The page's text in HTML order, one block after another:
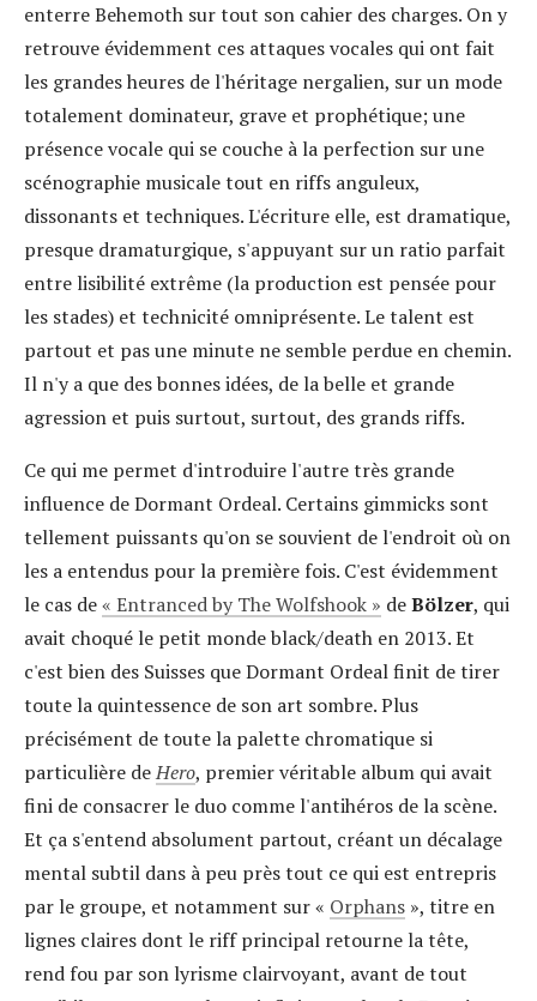
enterre Behemoth sur tout son cahier des charges. On y
retrouve évidemment ces attaques vocales qui ont fait
les grandes heures de l'héritage nergalien, sur un mode
totalement dominateur, grave et prophétique; une
présence vocale qui se couche à la perfection sur une
scénographie musicale tout en riffs anguleux,
dissonants et techniques. L'écriture elle, est dramatique,
presque dramaturgique, s'appuyant sur un ratio parfait
entre lisibilité extrême (la production est pensée pour
les stades) et technicité omniprésente. Le talent est
partout et pas une minute ne semble perdue en chemin.
Il n'y a que des bonnes idées, de la belle et grande
agression et puis surtout, surtout, des grands riffs.
Ce qui me permet d'introduire l'autre très grande
influence de Dormant Ordeal. Certains gimmicks sont
tellement puissants qu'on se souvient de l'endroit où on
les a entendus pour la première fois. C'est évidemment
le cas de« Entranced by The Wolfshook » deBölzer, qui
avait choqué le petit monde black/death en 2013. Et
c'est bien des Suisses que Dormant Ordeal finit de tirer
toute la quintessence de son art sombre. Plus
précisément de toute la palette chromatique si
particulière deHero, premier véritable album qui avait
fini de consacrer le duo comme l'antihéros de la scène.
Et ça s'entend absolument partout, créant un décalage
mental subtil dans à peu près tout ce qui est entrepris
par le groupe, et notamment sur « Orphans », titre en
lignes claires dont le riff principal retourne la tête,
rend fou par son lyrisme clairvoyant, avant de tout